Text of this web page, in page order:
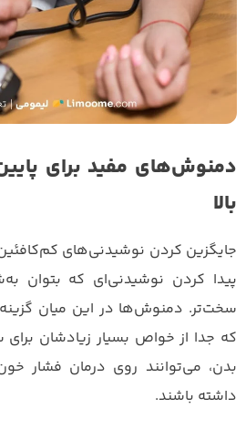
دمنوش‌های مفید برای
بالا
جایگزین کردن نوشیدنی‌های
پیدا کردن نوشیدنی‌ای که بتوان
سخت‌تر. دمنوش‌ها در این میان
که جدا از خواص بسیار زیادشان
بدن، می‌توانند روی درمان فشار
داشته باشند.